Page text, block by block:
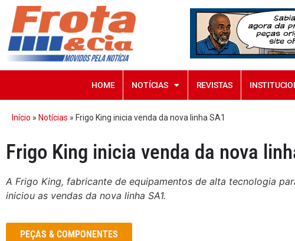
HOME NOTÍCIAS REVISTAS
Início » Notícias » Frigo King inicia venda da nova linha SA1
Frigo King inicia venda da nova
A Frigo King, fabricante de equipamentos de alta tecnologia
iniciou as vendas da nova linha SA1.
PEÇAS & COMPONENTES